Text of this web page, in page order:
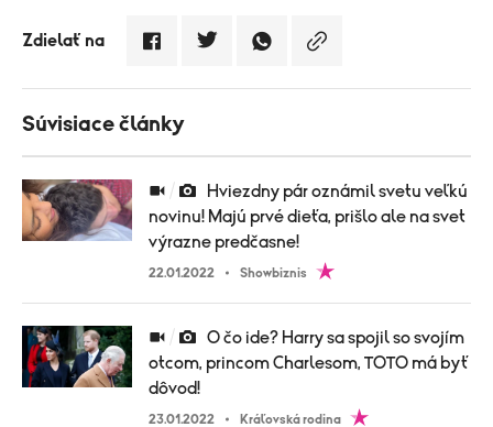
Zdielať na
Súvisiace články
novinu! Majú prvé dieťa, prišlo ale na svet
výrazne predčasne!
22.01.2022 Showbiznis
otcom, princom Charlesom, TOTO má byť
dôvod!
23.01.2022 Kráľovská rodina